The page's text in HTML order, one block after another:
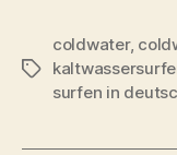
Schlagwörter
coldwater,
surfen in